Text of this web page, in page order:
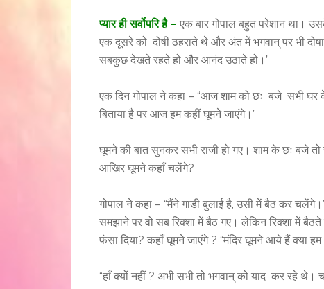
प्यार ही सर्वोपरि है – एक बार गोपाल बहुत परेशान था।
एक दूसरे को दोषी ठहराते थे और अंत में भगवान् पर भी
सबकुछ देखते रहते हो और आनंद उठाते हो।”
एक दिन गोपाल ने कहा – “आज शाम को छः बजे सभी
बिताया है पर आज हम कहीं घूमने जाएंगे।”
घूमने की बात सुनकर सभी राजी हो गए। शाम के छः बजे
आखिर घूमने कहाँ चलेंगे?
गोपाल ने कहा – “मैंने गाडी बुलाई है, उसी में बैठ कर
समझाने पर वो सब रिक्शा में बैठ गए। लेकिन रिक्शा में
फंसा दिया? कहाँ घूमने जाएंगे ? “मंदिर घूमने आये हैं क्या हम
“हाँ क्यों नहीं ? अभी सभी तो भगवान् को याद कर रहे